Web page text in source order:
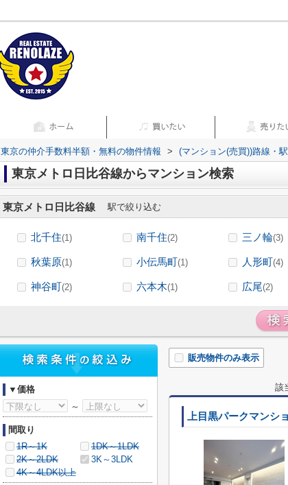
東京の仲介手数料半額・無料の物件情報 > (マンション(売買))路線・
東京メトロ日比谷線からマンション検索
東京メトロ日比谷線 駅で絞り込む
北千住(1) 南千住(2) 三ノ輪(3)
秋葉原(1) 小伝馬町(1) 人形町(4)
神谷町(2) 六本木(1) 広尾(2)
販売物件のみ表示
該
上目黒パークマンシ
▼価格
～
間取り
1R～1K
1DK～1LDK
2K～2LDK
3K～3LDK
4K～4LDK以上